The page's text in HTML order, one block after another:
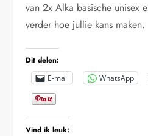
van 2x Alka basische unisex
verder hoe jullie kans maken.
Dit delen:
E-mail WhatsApp
Vind ik leuk: